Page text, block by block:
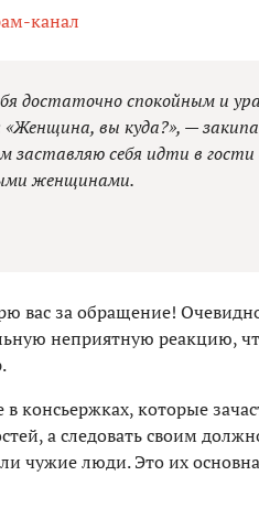
канал
достаточно спокойным и
«Женщина, вы куда?», —
заставляю себя идти в
женщинами.
вас за обращение!
неприятную реакцию,
консьержках, которые
а следовать своим
чужие люди. Это их